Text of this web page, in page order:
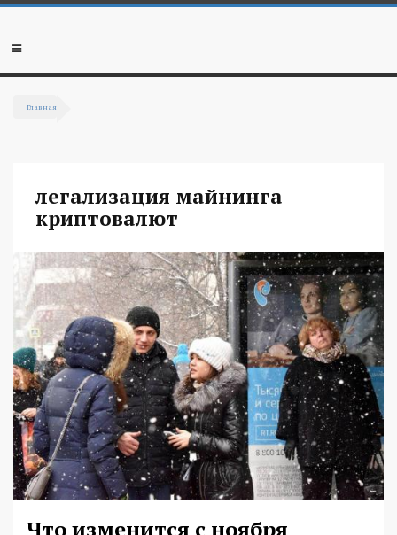
Перейти к основному содержанию
Мобильное
Главная
легализация майнинга
криптовалют
Что изменится с ноября